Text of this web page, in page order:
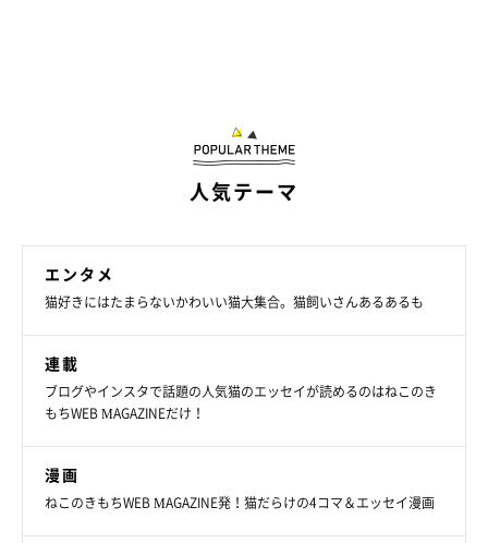
人気テーマ
エンタメ
猫好きにはたまらないかわいい猫大集合。猫飼いさんあるあるも
連載
ブログやインスタで話題の人気猫のエッセイが読めるのはねこのき
もちWEB MAGAZINEだけ！
漫画
ねこのきもちWEB MAGAZINE発！猫だらけの4コマ＆エッセイ漫画